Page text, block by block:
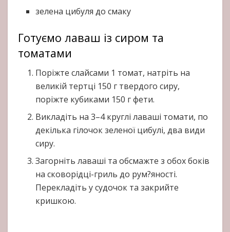
зелена цибуля до смаку
Готуємо лаваш із сиром та
томатами
Поріжте слайсами 1 томат, натріть на
великій тертці 150 г твердого сиру,
поріжте кубиками 150 г фети.
Викладіть на 3–4 круглі лаваші томати, по
декілька гілочок зеленої цибулі, два види
сиру.
Загорніть лаваші та обсмажте з обох боків
на сковорідці-гриль до рум?яності.
Перекладіть у судочок та закрийте
кришкою.